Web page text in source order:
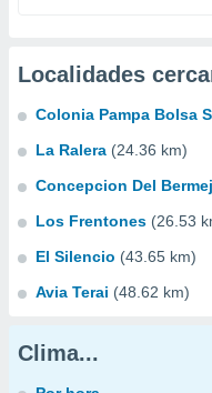
Localidades
Colonia Pampa Bolsa
La Ralera (24.36 km)
Concepcion Del
Los Frentones (26.53
El Silencio (43.65 km)
Avia Terai (48.62 km)
Clima...